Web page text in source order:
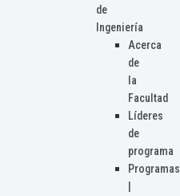
de
Ingeniería
Acerca
de
la
Facultad
Líderes
de
programa
Programas